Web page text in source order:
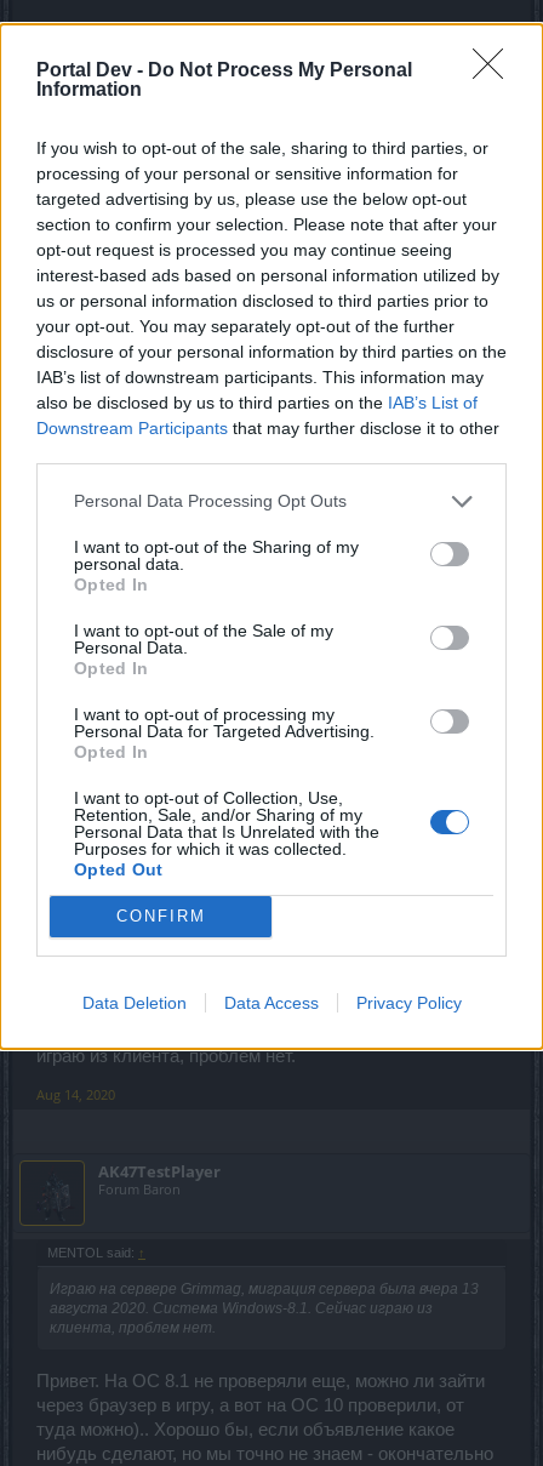
Portal Dev - Do Not Process My Personal
Information
If you wish to opt-out of the sale, sharing to third parties, or
processing of your personal or sensitive information for
targeted advertising by us, please use the below opt-out
section to confirm your selection. Please note that after your
opt-out request is processed you may continue seeing
interest-based ads based on personal information utilized by
us or personal information disclosed to third parties prior to
your opt-out. You may separately opt-out of the further
disclosure of your personal information by third parties on the
IAB’s list of downstream participants. This information may
also be disclosed by us to third parties on the IAB’s List of
Downstream Participants that may further disclose it to other
Personal Data Processing Opt Outs
I want to opt-out of the Sharing of my
personal data.
Opted In
I want to opt-out of the Sale of my
Personal Data.
Opted In
I want to opt-out of processing my
Personal Data for Targeted Advertising.
Opted In
I want to opt-out of Collection, Use,
Retention, Sale, and/or Sharing of my
Personal Data that Is Unrelated with the
Purposes for which it was collected.
Opted Out
CONFIRM
Data Deletion Data Access Privacy Policy
Есть несколько наиболее подходящих решений,
которые могли бы вам помочь исправить эту проблему.
Windows 10 / Игра, так же будет доступна через
браузер, более подробная информация (чтобы
запустить игру через браузер) естьтут,
обновляем Java и собственно сам браузер.
Начать играть через Клиент игры: Более
подробнее вы можете прочитать
тут.
В связи с увеличением сообщение об ошибок на базе
клиента игры, с версией 32 бит. Советуем так же
перейти на 64 битовую версию игры.
64х Битовая версия игры - отличается тем что, игра
становиться более стабильной, улучшается
города).
Чтобы перейти на 64х битовую версию игры Читаем
самый первый пост от
P.S - Скриншот браузерной версии выше (это сайт
тестового сервера) он уже мигрировал на новый
сервер, далее каждый из серверов будут мигрировать
последний сервер мигрирует (Heredur).
Aug 14, 2020
MENTOL
Living Forum Legend
AK47TestPlayer said: ↑
Перейти на новую операционную систему Windows 10
Играю на сервере Grimmag, миграция сервера была
играю из клиента, проблем нет.
Aug 14, 2020
AK47TestPlayer
Forum Baron
MENTOL said: ↑
Играю на сервере Grimmag, миграция сервера была вчера 13
августа 2020. Система Windows-8.1. Сейчас играю из
клиента, проблем нет.
Привет. На ОС 8.1 не проверяли еще, можно ли зайти
через браузер в игру, а вот на ОС 10 проверили, от
туда можно).. Хорошо бы, если объявление какое
нибудь сделают, но мы точно не знаем - окончательно